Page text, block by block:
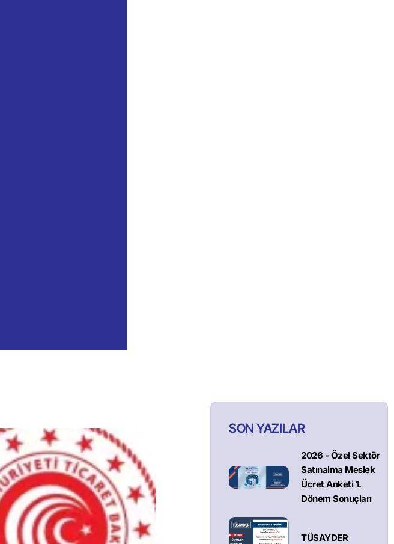
SON YAZILAR
2026 - Özel Sektör
Satınalma Meslek
Ücret Anketi 1.
Dönem Sonuçları
TÜSAYDER